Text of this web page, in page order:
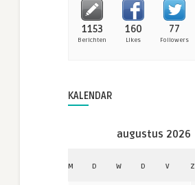
1153
Berichten
160
Likes
77
Followers
KALENDAR
augustus 2026
M D W D V Z